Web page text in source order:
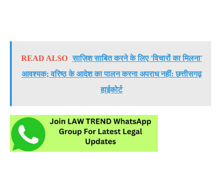
READ ALSO साज़िश साबित करने के लिए 'विचारों का मिलना'
आवश्यक; वरिष्ठ के आदेश का पालन करना अपराध नहीं: छत्तीसगढ़
हाईकोर्ट